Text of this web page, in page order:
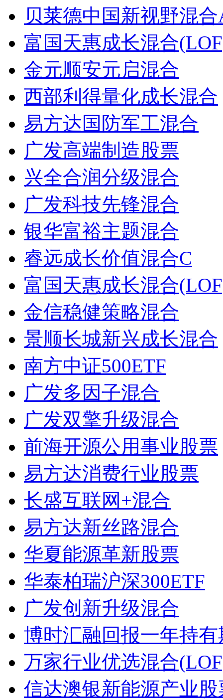
贝莱德中国新视野混
富国天惠成长混合
金元顺安元启混合
西部利得量化成长混合
易方达国防军工混合
广发高端制造股票
兴全合润分级混合
广发科技先锋混合
银华富裕主题混合
睿远成长价值混合C
富国天惠成长混合
金信稳健策略混合
景顺长城新兴成长混合
南方中证500ETF
广发多因子混合
广发双擎升级混合
前海开源公用事业股票
易方达消费行业股票
长盛互联网+混合
易方达新丝路混合
华夏能源革新股票
华泰柏瑞沪深300ETF
广发创新升级混合
博时汇融回报一年持
万家行业优选混合
信达澳银新能源产业股